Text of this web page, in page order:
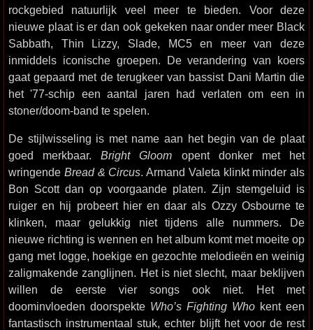
rockgebied natuurlijk veel meer te bieden. Voor deze
nieuwe plaat is er dan ook gekeken naar onder meer Black
Sabbath, Thin Lizzy, Slade, MC5 en meer van deze
inmiddels iconische groepen. De verandering van koers
gaat gepaard met de terugkeer van bassist Dani Martin die
het '77-schip een aantal jaren had verlaten om een in
stoner/doom-band te spelen.
De stijlwisseling is met name aan het begin van de plaat
goed merkbaar.Bright Gloom opent donker met het
wringende Bread & Circus. Armand Valeta klinkt minder als
Bon Scott dan op voorgaande platen. Zijn stemgeluid is
ruiger en hij probeert hier en daar als Ozzy Osbourne te
klinken, maar gelukkig niet tijdens alle nummers. De
nieuwe richting is wennen en het album komt met moeite op
gang met logge, hoekige en gezochte melodieën en weinig
zaligmakende zanglijnen. Het is niet slecht, maar beklijven
willen de eerste vier songs ook niet. Het met
doominvloeden doorspekte Who’s Fighting Who kent een
fantastisch instrumentaal stuk, echter blijft het voor de rest